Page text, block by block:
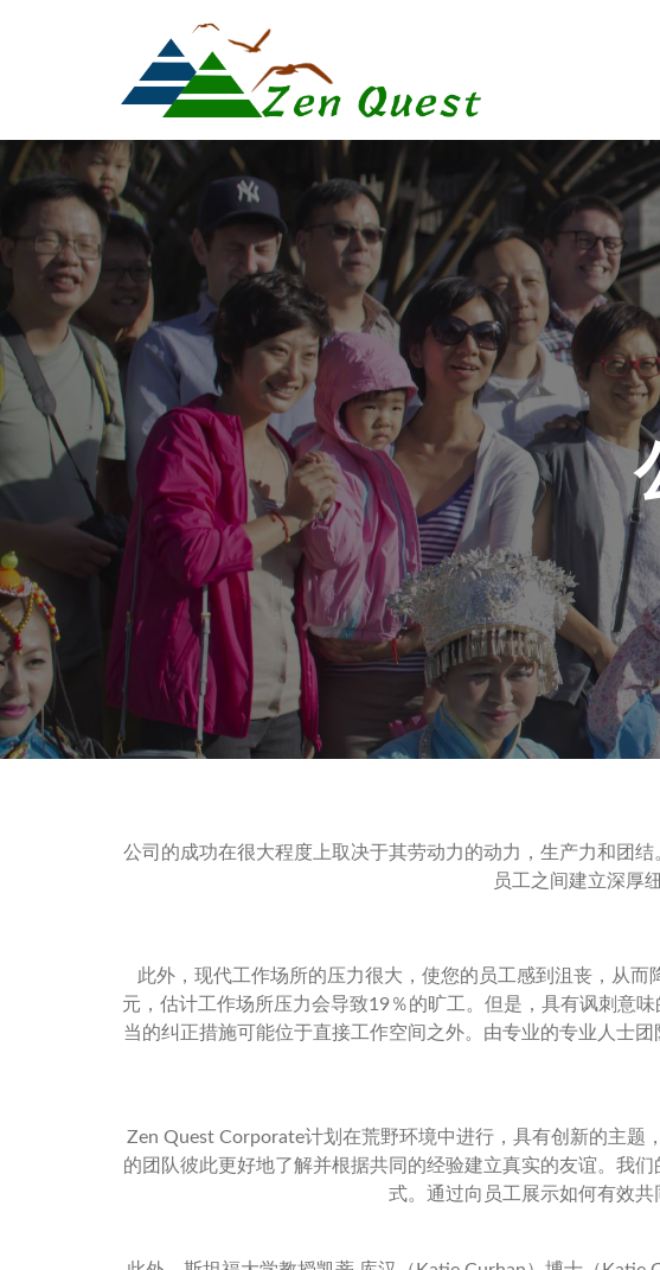
Search
公司的成功在很大程度上取决于其劳动力的动力，生产力和团
员工之间建立深厚
此外，现代工作场所的压力很大，使您的员工感到沮丧，从
元，估计工作场所压力会导致19％的旷工。但是，具有讽刺意
当的纠正措施可能位于直接工作空间之外。由专业的专业人士
Zen Quest Corporate计划在荒野环境中进行，具有创新的主
的团队彼此更好地了解并根据共同的经验建立真实的友谊。我
式。通过向员工展示如何有效